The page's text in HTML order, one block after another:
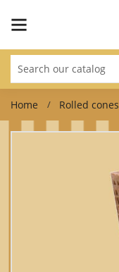
Home Rolled cones